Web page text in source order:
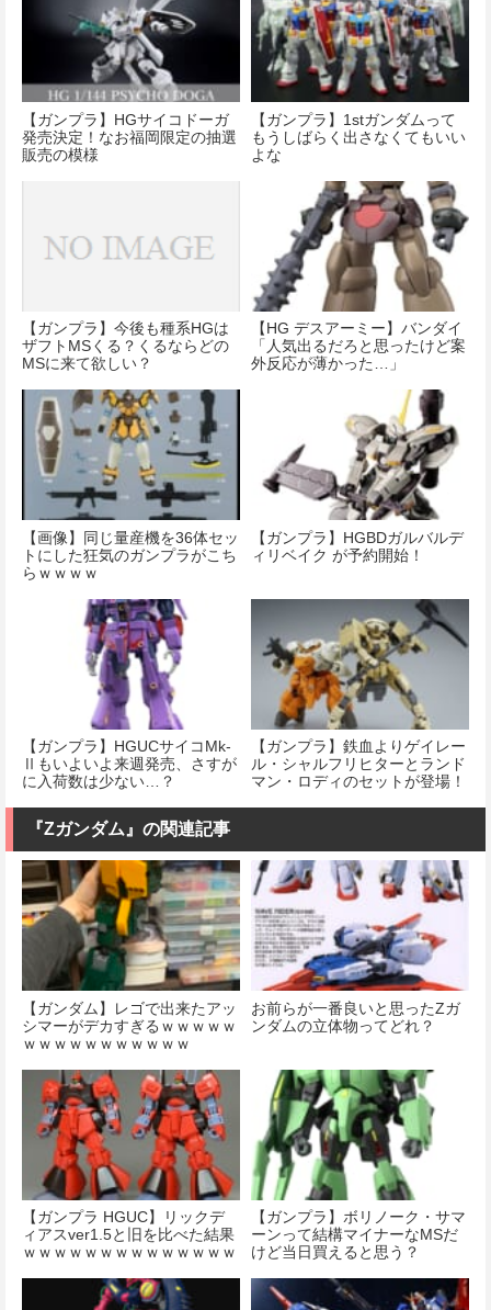
【ガンプラ】HGサイコドーガ
発売決定！なお福岡限定の抽選
販売の模様
【ガンプラ】1stガンダムって
もうしばらく出さなくてもいい
よな
【ガンプラ】今後も種系HGは
ザフトMSくる？くるならどの
MSに来て欲しい？
【HG デスアーミー】バンダイ
「人気出るだろと思ったけど案
外反応が薄かった…」
【画像】同じ量産機を36体セッ
トにした狂気のガンプラがこち
らｗｗｗｗ
【ガンプラ】HGBDガルバルデ
ィリベイク が予約開始！
【ガンプラ】HGUCサイコMk-
Ⅱもいよいよ来週発売、さすが
に入荷数は少ない…？
【ガンプラ】鉄血よりゲイレー
ル・シャルフリヒターとランド
マン・ロディのセットが登場！
『Ζガンダム』の関連記事
【ガンダム】レゴで出来たアッ
シマーがデカすぎるｗｗｗｗｗ
ｗｗｗｗｗｗｗｗｗｗｗ
お前らが一番良いと思ったΖガ
ンダムの立体物ってどれ？
【ガンプラ HGUC】リックデ
ィアスver1.5と旧を比べた結果
ｗｗｗｗｗｗｗｗｗｗｗｗｗｗ
【ガンプラ】ボリノーク・サマ
ーンって結構マイナーなMSだ
けど当日買えると思う？